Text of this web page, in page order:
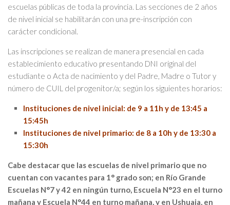
escuelas públicas de toda la provincia. Las secciones de 2 años
de nivel inicial se habilitarán con una pre-inscripción con
carácter condicional.
Las inscripciones se realizan de manera presencial en cada
establecimiento educativo presentando DNI original del
estudiante o Acta de nacimiento y del Padre, Madre o Tutor y
número de CUIL del progenitor/a; según los siguientes horarios:
Instituciones de nivel inicial: de 9 a 11h y de 13:45 a
15:45h
Instituciones de nivel primario: de 8 a 10h y de 13:30 a
15:30h
Cabe destacar que las escuelas de nivel primario que no
cuentan con vacantes para 1° grado son; en Río Grande
Escuelas N°7 y 42 en ningún turno, Escuela N°23 en el turno
mañana y Escuela N°44 en turno mañana, y en Ushuaia, en